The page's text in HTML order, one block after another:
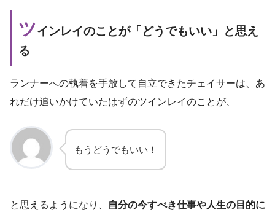
ツインレイのことが「どうでもいい」と思え
る
ランナーへの執着を手放して自立できたチェイサーは、あ
れだけ追いかけていたはずのツインレイのことが、
もうどうでもいい！
と思えるようになり、
自分の今すべき仕事や人生の目的に